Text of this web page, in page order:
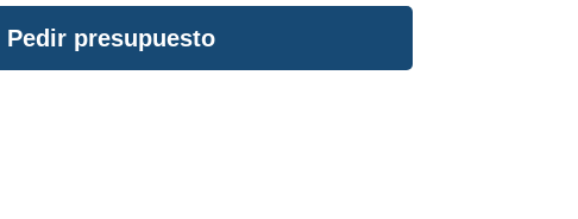
Pedir presupuesto